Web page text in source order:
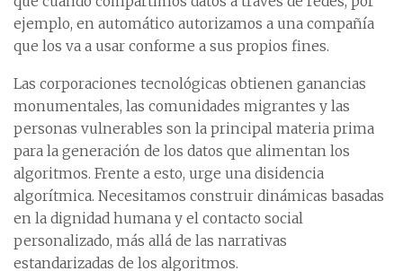
ejemplo, en automático autorizamos a una compañía
que los va a usar conforme a sus propios fines.
Las corporaciones tecnológicas obtienen ganancias
monumentales, las comunidades migrantes y las
personas vulnerables son la principal materia prima
para la generación de los datos que alimentan los
algoritmos. Frente a esto, urge una disidencia
algorítmica. Necesitamos construir dinámicas basadas
en la dignidad humana y el contacto social
personalizado, más allá de las narrativas
estandarizadas de los algoritmos.